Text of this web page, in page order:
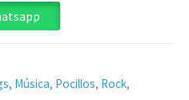
, Música, Pocillos, Rock,